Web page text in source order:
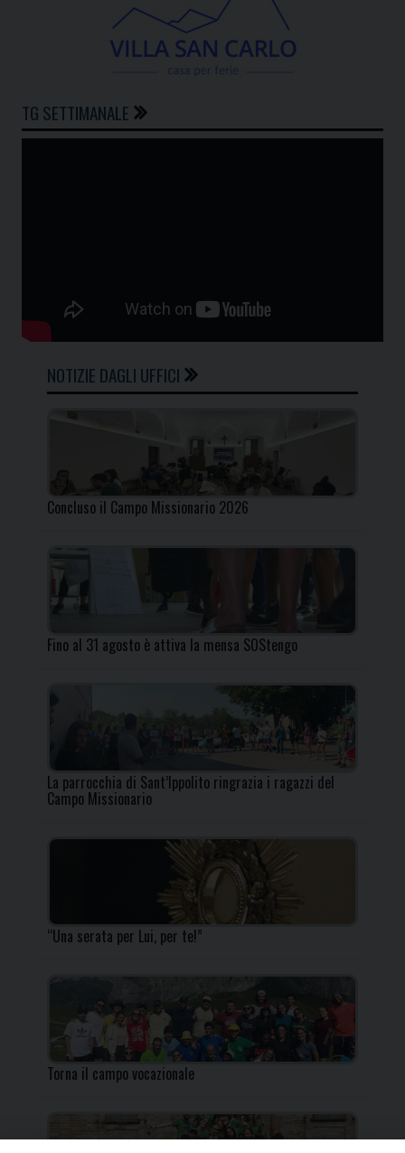
TG SETTIMANALE
NOTIZIE DAGLI UFFICI
Concluso il Campo Missionario 2026
Fino al 31 agosto è attiva la mensa SOStengo
La parrocchia di Sant’Ippolito ringrazia i ragazzi del
Campo Missionario
“Una serata per Lui, per te!”
Torna il campo vocazionale